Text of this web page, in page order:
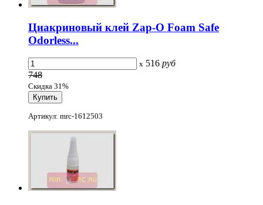
Циакриновый клей Zap-O Foam Safe
Odorless...
x 516 руб
748
Скидка 31%
Артикул: mrc-1612503